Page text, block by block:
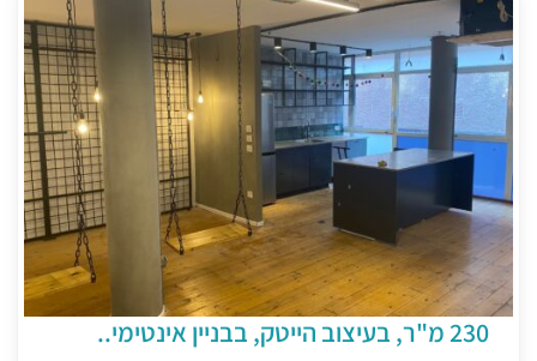
230 מ"ר, בעיצוב הייטק, בבניין אינטימי..